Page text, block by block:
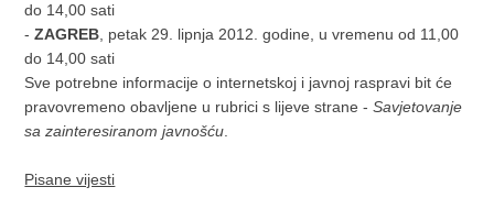
do 14,00 sati
-ZAGREB , petak 29. lipnja 2012. godine, u vremenu od 11,00
do 14,00 sati
Sve potrebne informacije o internetskoj i javnoj raspravi bit će
pravovremeno obavljene u rubrici s lijeve strane -Savjetovanje
sa zainteresiranom javnošću
Pisane vijesti